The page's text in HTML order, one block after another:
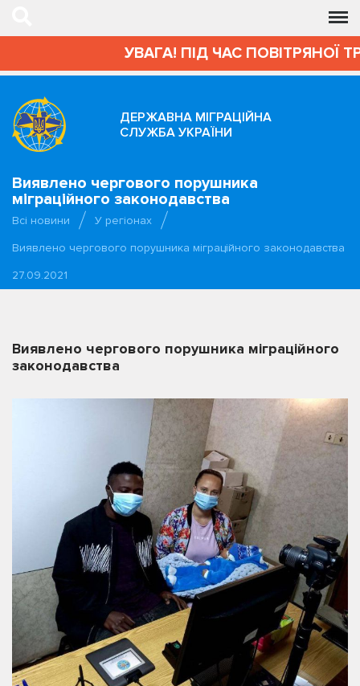
УВАГА! ПІД ЧАС ПОВІТРЯНОЇ
ДЕРЖАВНА МІГРАЦІЙНА
СЛУЖБА УКРАЇНИ
Виявлено чергового порушника
міграційного законодавства
Всі новини
У регіонах
Виявлено чергового порушника міграційного законодавства
27.09.2021
Виявлено чергового порушника міграційного
законодавства